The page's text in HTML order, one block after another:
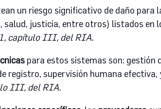
un riesgo significativo de daño
salud, justicia, entre otros) listados
capítulo III, del RIA.
para estos sistemas son: gestión
registro, supervisión humana
III, del RIA.